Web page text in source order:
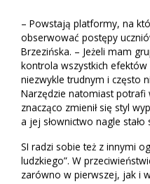
– Powstają platformy, na
obserwować postępy
Brzezińska. – Jeżeli mam
kontrola wszystkich
niezwykle trudnym i często
Narzędzie natomiast potrafi
znacząco zmienił się styl
a jej słownictwo nagle
SI radzi sobie też z innymi
ludzkiego”. W
zarówno w pierwszej, jak i